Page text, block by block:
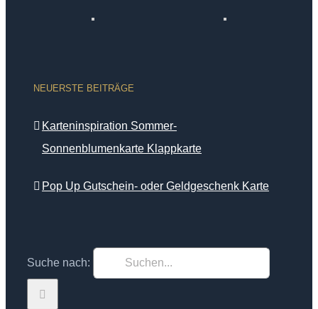
NEUERSTE BEITRÄGE
Karteninspiration Sommer-
Sonnenblumenkarte Klappkarte
Pop Up Gutschein- oder Geldgeschenk Karte
Suche nach: